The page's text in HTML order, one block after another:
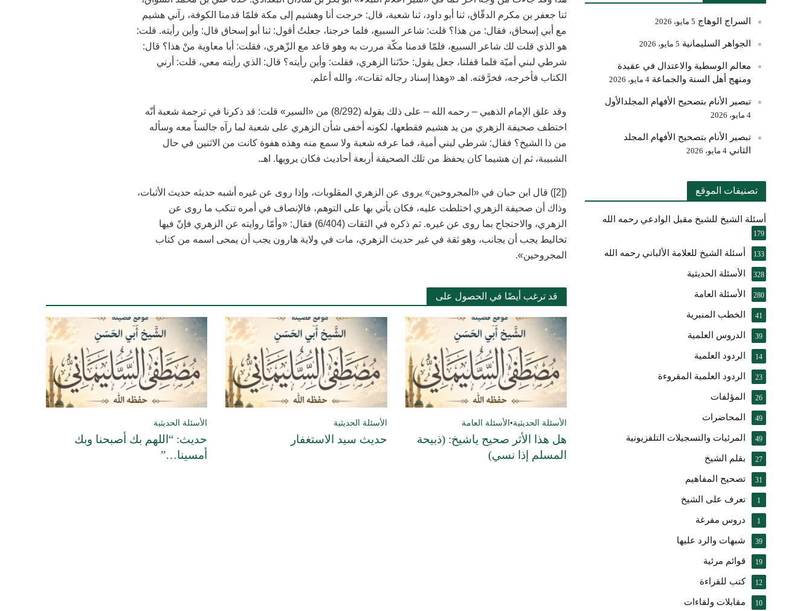
ثنا جعفر بن مكرم الدقّاق، ثنا أبو داود، ثنا شعبة، قال: خرجت أنا وهشيم إلى مكة فلمّا قدمنا الكوفة، رآني هشيم
مع أبي إسحاق، فقال: من هذا؟ قلت: شاعر السبيع، فلما خرجنا، جعلتُ أقول: ثنا أبو إسحاق قال: وأين رأيته. قلت:
هو الذي قلت لك شاعر السبيع، فلمّا قدمنا مكّة مررت به وهو قاعد مع الزّهري، فقلت: أبا معاوية منْ هذا؟ قال:
شرطي لبني أميّة فلما قفلنا، جعل يقول: حدّثنا الزهري، فقلت: وأين رأيته؟ قال: الذي رأيته معي، قلت: أرني
الكتاب فأخرجه، فخرَّقته. اهـ «وهذا إسناد رجاله ثقات»، والله أعلم.
وقد علق الإمام الذهبي –رحمه الله –
على ذلك بقوله (8/292) من «السير» قلت: قد ذكرنا في ترجمة شعبة أنّه
اختطف صحيفة الزهري من يد هشيم فقطعها، لكونه أخفى شأن الزهري على شعبة لما رآه جالساً معه وسأله
من ذا الشيخ؟ فقال: شرطي لبني أمية، فما عرفه شعبة ولا سمع منه وهذه هفوة كانت من الاثنين في حال
الشبيبة، ثم إن هشيما كان يحفظ من تلك الصحيفة أربعة أحاديث فكان يرويها. اهـ.
([2])
قال ابن حبان في «المجروحين» يروى عن الزهري المقلوبات، وإذا روى عن غيره أشبه حديثه حديث الأثبات،
وذاك أن صحيفة الزهري اختلطت عليه، فكان يأتي بها على التوهم، فالإنصاف في أمره تنكب ما روى عن
الزهري، والاحتجاج بما روى عن غيره. ثم ذكره في الثقات (6/404) فقال: «وأمّا روايته عن الزهري فإنّ فيها
تخاليط يجب أن يجانب، وهو ثقة في غير حديث الزهري، مات في ولاية هارون يجب أن يمحى اسمه من كتاب
المجروحين».
قد ترغب أيضًا في الحصول على
الأسئلة الحديثية•الأسئلة العامة
هل هذا الأثر صحيح ياشيخ: (ذبيحة
المسلم إذا نسي)
الأسئلة الحديثية
حديث سيد الاستغفار
الأسئلة الحديثية
حديث: “اللهم بك أصبحنا وبك
أمسينا…”
السراج الوهاج 5 مايو، 2026
الجواهر السليمانية 5 مايو، 2026
معالم الوسطية والاعتدال في عقيدة
ومنهج أهل السنة والجماعة 4 مايو، 2026
تبصير الأنام بتصحيح الأفهام المجلدالأول
4 مايو، 2026
تبصير الأنام بتصحيح الأفهام المجلد
الثاني 4 مايو، 2026
تصنيفات الموقع
أسئلة الشيخ للشيخ مقبل الوادعي رحمه الله
179
أسئلة الشيخ للعلامة الألباني رحمه الله 133
الأسئلة الحديثية 328
الأسئلة العامة 280
الخطب المنبرية 41
الدروس العلمية 39
الردود العلمية 14
الردود العلمية المقروءة 23
المؤلفات 26
المحاضرات 49
المرئيات والتسجيلات التلفزيونية 49
بقلم الشيخ 27
تصحيح المفاهيم 31
تعرف على الشيخ 1
دروس مفرغة 1
شبهات والرد عليها 39
قوائم مرئية 19
كتب للقراءة 12
مقابلات ولقاءات 10